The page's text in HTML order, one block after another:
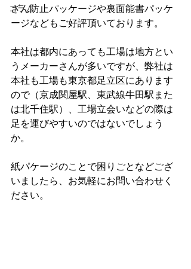
コラム
ざん防止パッケージや裏面能書パッケ
ージなどもご好評頂いております。
本社は都内にあっても工場は地方とい
うメーカーさんが多いですが、弊社は
本社も工場も東京都足立区にあります
ので（京成関屋駅、東武線牛田駅また
は北千住駅）、工場立会いなどの際は
足を運びやすいのではないでしょう
か。
紙パケージのことで困りごとなどござ
いましたら、お気軽にお問い合わせく
ださい。